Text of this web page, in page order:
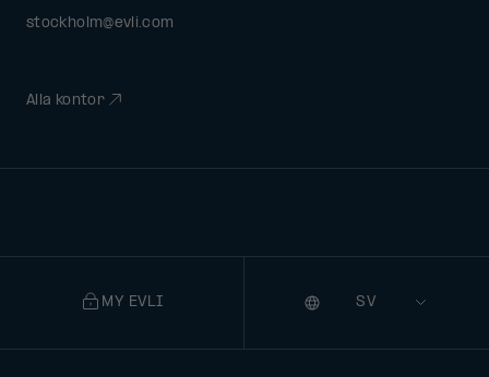
stockholm@evli.com
Alla kontor
MY EVLI
Selecting
Språk